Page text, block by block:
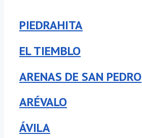
PIEDRAHITA
EL TIEMBLO
ARENAS DE SAN PEDRO
ARÉVALO
ÁVILA